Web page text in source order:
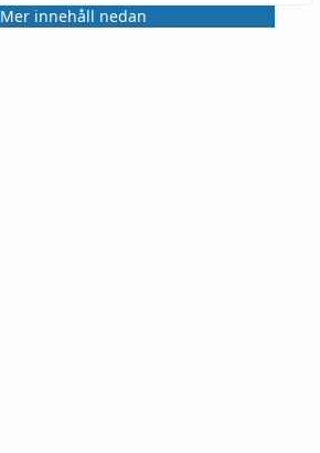
Mer innehåll nedan